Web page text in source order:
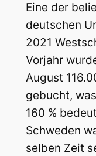
Eine der
deutschen
2021
Vorjahr
August
gebucht,
160 %
Schweden
selben Zeit